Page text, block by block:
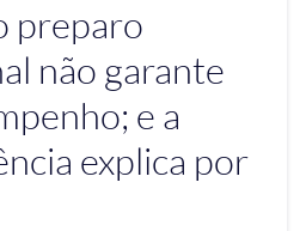
preparo
não garante
e a
explica por